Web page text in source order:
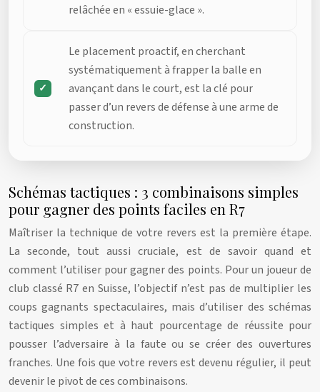
relâchée en « essuie-glace ».
Le placement proactif, en cherchant
systématiquement à frapper la balle en
avançant dans le court, est la clé pour
passer d’un revers de défense à une arme de
construction.
Schémas tactiques : 3 combinaisons simples
pour gagner des points faciles en R7
Maîtriser la technique de votre revers est la première étape.
La seconde, tout aussi cruciale, est de savoir quand et
comment l’utiliser pour gagner des points. Pour un joueur de
club classé R7 en Suisse, l’objectif n’est pas de multiplier les
coups gagnants spectaculaires, mais d’utiliser des schémas
tactiques simples et à haut pourcentage de réussite pour
pousser l’adversaire à la faute ou se créer des ouvertures
franches. Une fois que votre revers est devenu régulier, il peut
devenir le pivot de ces combinaisons.